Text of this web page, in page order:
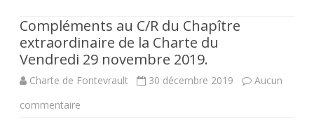
Compléments au C/R du Chapître
extraordinaire de la Charte du
Vendredi 29 novembre 2019.
Charte de Fontevrault 30 décembre 2019
Aucun
commentaire